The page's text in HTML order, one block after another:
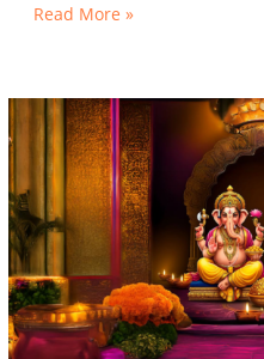
Read More »
दिवाली
पर
लक्ष्मी-
गणेश
पूजा
का
कहानियाँ,
परंपराएँ
और